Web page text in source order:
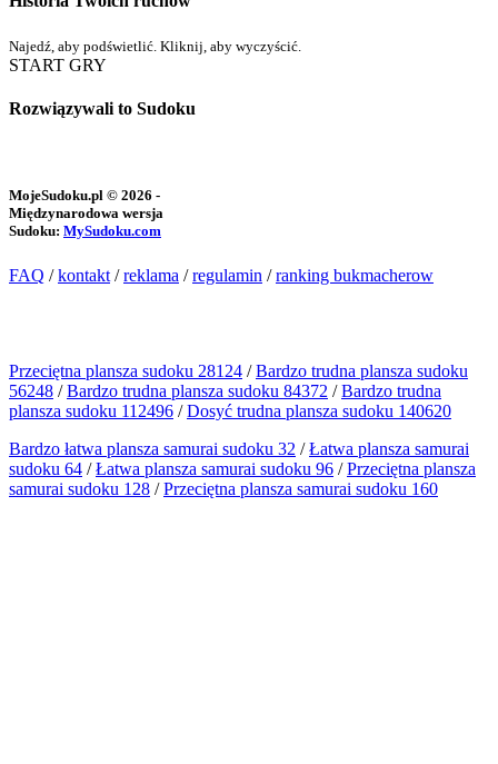
Najedź, aby podświetlić. Kliknij, aby wyczyścić.
START GRY
Rozwiązywali to Sudoku
MojeSudoku.pl © 2026 -
Międzynarodowa wersja
Sudoku: MySudoku.com
FAQ /kontakt /reklama /regulamin /ranking bukmacherow
Przeciętna plansza sudoku 28124 /Bardzo trudna plansza sudoku
56248 /Bardzo trudna plansza sudoku 84372 /Bardzo trudna
plansza sudoku 112496 /Dosyć trudna plansza sudoku 140620
Bardzo łatwa plansza samurai sudoku 32 /Łatwa plansza samurai
sudoku 64 /Łatwa plansza samurai sudoku 96 /Przeciętna plansza
samurai sudoku 128 /Przeciętna plansza samurai sudoku 160